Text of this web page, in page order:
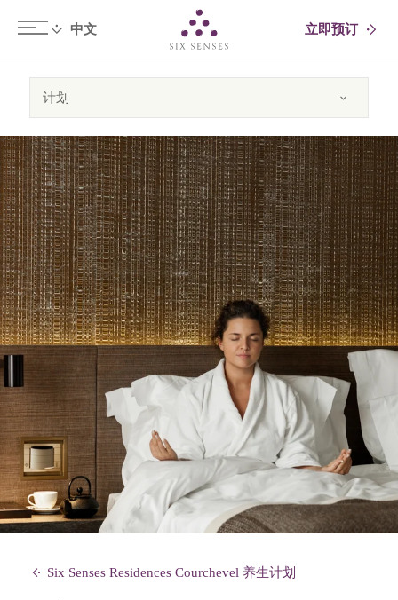
立即预订
Six Senses Residences Courchevel 养生计划